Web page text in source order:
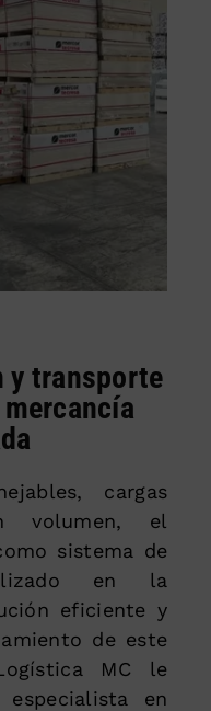
y transporte
cargas
volumen, el
sistema de
en la
eficiente y
de este
MC le
en